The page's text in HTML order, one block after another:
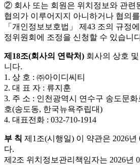
② 회사 또는 회원은 위치정보와 관련
협의가 이루어지지 아니하거나 협의
「개인정보보호법」 제43 조의 규정
정위원회에 조정을 신청할 수 있습니
제18조(회사의 연락처) 회사의 상호
니다.
1. 상 호 : ㈜아이디씨티
2. 대 표 자 : 류지훈
3. 주 소 : 인천광역시 연수구 송도문화
호(송도동, 한국뉴욕주립대)
4. 대표전화 : 032-710-1914
부 칙 제1조(시행일) 이 약관은 2026
다.
제2조 위치정보관리책임자는 2026년